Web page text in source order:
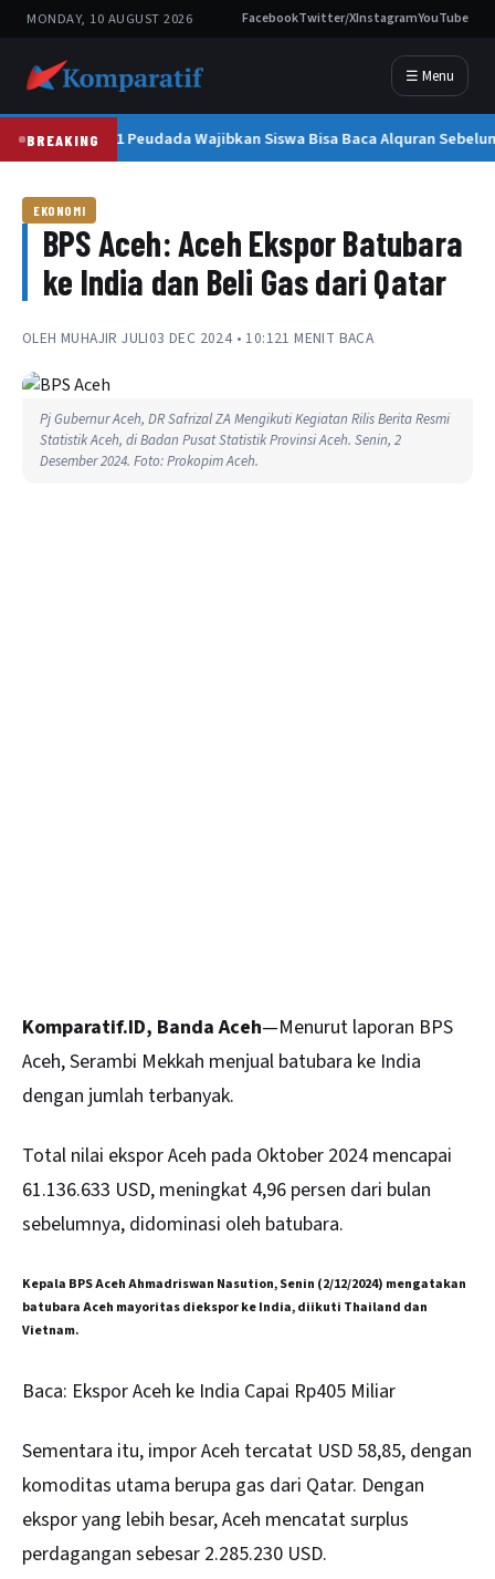
MONDAY, 10 AUGUST 2026 FacebookTwitter/XInstagramYouTube
☰ Menu
BREAKINGSMAN 1 Peudada Wajibkan Siswa Bisa Baca Alquran
EKONOMI
BPS Aceh: Aceh Ekspor Batubara
ke India dan Beli Gas dari Qatar
OLEH MUHAJIR JULI03 DEC 2024 • 10:121 MENIT BACA
Pj Gubernur Aceh, DR Safrizal ZA Mengikuti Kegiatan Rilis Berita Resmi
Statistik Aceh, di Badan Pusat Statistik Provinsi Aceh. Senin, 2
Desember 2024. Foto: Prokopim Aceh.
Komparatif.ID, Banda Aceh—Menurut laporan BPS
Aceh, Serambi Mekkah menjual batubara ke India
dengan jumlah terbanyak.
Total nilai ekspor Aceh pada Oktober 2024 mencapai
61.136.633 USD, meningkat 4,96 persen dari bulan
sebelumnya, didominasi oleh batubara.
Kepala BPS Aceh Ahmadriswan Nasution, Senin (2/12/2024) mengatakan
batubara Aceh mayoritas diekspor ke India, diikuti Thailand dan
Vietnam.
Baca: Ekspor Aceh ke India Capai Rp405 Miliar
Sementara itu, impor Aceh tercatat USD 58,85, dengan
komoditas utama berupa gas dari Qatar. Dengan
ekspor yang lebih besar, Aceh mencatat surplus
perdagangan sebesar 2.285.230 USD.